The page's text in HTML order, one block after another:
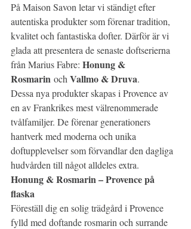
På Maison Savon letar vi ständigt efter
autentiska produkter som förenar tradition,
kvalitet och fantastiska dofter. Därför är vi
glada att presentera de senaste doftserierna
från Marius Fabre: Honung &
Rosmarin och Vallmo & Druva.
Dessa nya produkter skapas i Provence av
en av Frankrikes mest välrenommerade
tvålfamiljer. De förenar generationers
hantverk med moderna och unika
doftupplevelser som förvandlar den dagliga
hudvården till något alldeles extra.
Honung & Rosmarin – Provence på
flaska
Föreställ dig en solig trädgård i Provence
fylld med doftande rosmarin och surrande